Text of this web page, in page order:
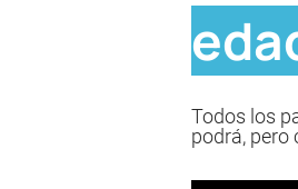
Todos los
podrá, pero